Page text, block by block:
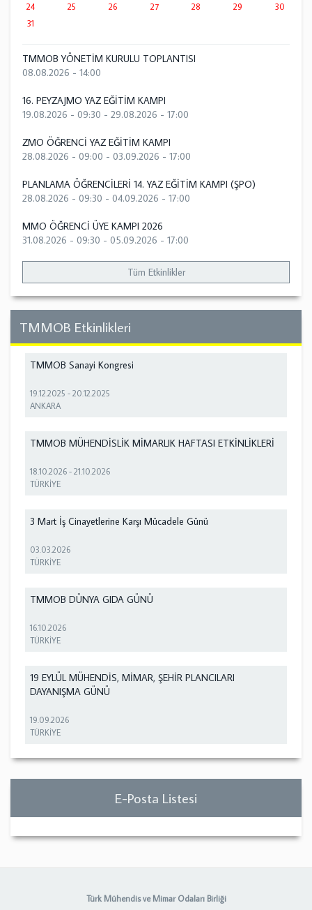
24
25 26 27 28 29
30
31
TMMOB YÖNETİM KURULU TOPLANTISI
08.08.2026 - 14:00
16. PEYZAJMO YAZ EĞİTİM KAMPI
19.08.2026 - 09:30 - 29.08.2026 - 17:00
ZMO ÖĞRENCİ YAZ EĞİTİM KAMPI
28.08.2026 - 09:00 - 03.09.2026 - 17:00
PLANLAMA ÖĞRENCİLERİ 14. YAZ EĞİTİM KAMPI (ŞPO)
28.08.2026 - 09:30 - 04.09.2026 - 17:00
MMO ÖĞRENCİ ÜYE KAMPI 2026
31.08.2026 - 09:30 - 05.09.2026 - 17:00
Tüm Etkinlikler
TMMOB Etkinlikleri
TMMOB Sanayi Kongresi
19.12.2025 -20.12.2025
ANKARA
TMMOB MÜHENDİSLİK MİMARLIK HAFTASI ETKİNLİKLERİ
18.10.2026 -21.10.2026
TÜRKİYE
3 Mart İş Cinayetlerine Karşı Mücadele Günü
03.03.2026
TÜRKİYE
TMMOB DÜNYA GIDA GÜNÜ
16.10.2026
TÜRKİYE
19 EYLÜL MÜHENDİS, MİMAR, ŞEHİR PLANCILARI
DAYANIŞMA GÜNÜ
19.09.2026
TÜRKİYE
E-Posta Listesi
Türk Mühendis ve Mimar Odaları Birliği